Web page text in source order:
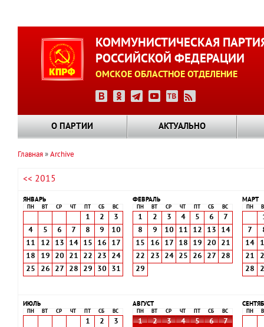
КОММУНИСТИЧЕСКАЯ
РОССИЙСКОЙ ФЕДЕРАЦИИ
ОМСКОЕ ОБЛАСТНОЕ ОТДЕЛЕНИЕ
О ПАРТИИ АКТУАЛЬНО
навигации
Главная Archive
<< 2015
ЯНВАРЬ
ПН ВТ СР ЧТ СБ ВС
1 2
3
4
5 6 7 8 9
10
11
12 13 14 15 16
17
18
19 20 21 22 23
24
25
26 27 28 29 30 31
ФЕВРАЛЬ
ПН ВТ СР ЧТ СБ ВС
1 2 3 4 5 6
7
8
9 10 11 12 13
14
15
16 17 18 19 20
21
22
23 24 25 26 27
28
29
МАРТ
ПН
7
14
21
28
ИЮЛЬ
ПН ВТ СР ЧТ СБ ВС
1 2
3
АВГУСТ
ПН ВТ СР ЧТ СБ ВС
1 2 3 4 5 6
7
ПН